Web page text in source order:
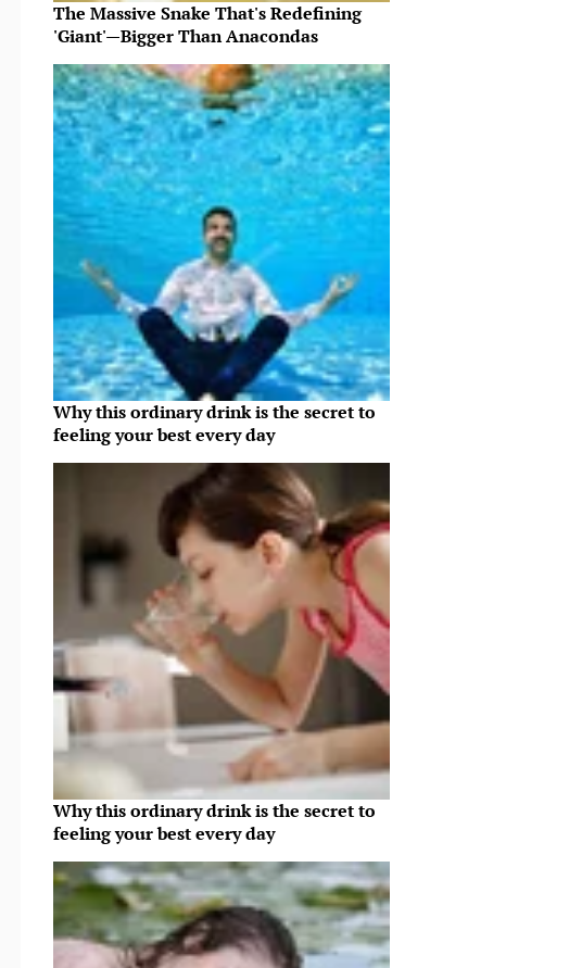
The Massive Snake That's Redefining
'Giant'—Bigger Than Anacondas
Why this ordinary drink is the secret to
feeling your best every day
Why this ordinary drink is the secret to
feeling your best every day